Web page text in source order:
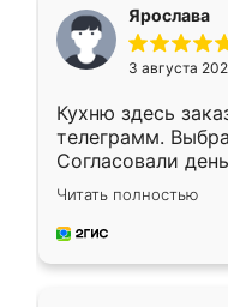
Ярослава
3 августа
Кухню здесь
телеграмм.
Согласовали
недели кухня
довольны
мебель за
Читать полностью